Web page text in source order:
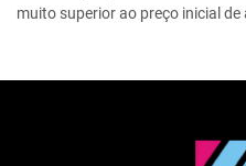
muito superior ao preço inicial de